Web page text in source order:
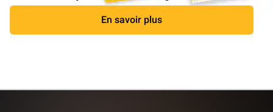
En savoir plus